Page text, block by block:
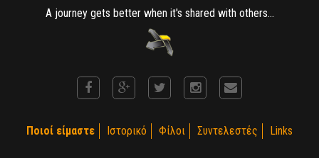
A journey gets better when it's shared with others...
Ποιοί είμαστε Ιστορικό Φίλοι Συντελεστές Links